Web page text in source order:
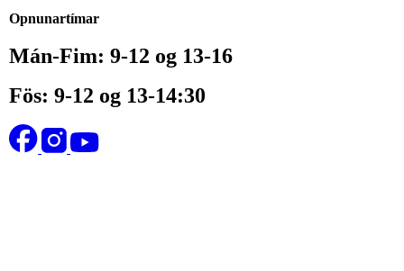
Opnunartímar
Mán-Fim: 9-12 og 13-16
Fös: 9-12 og 13-14:30